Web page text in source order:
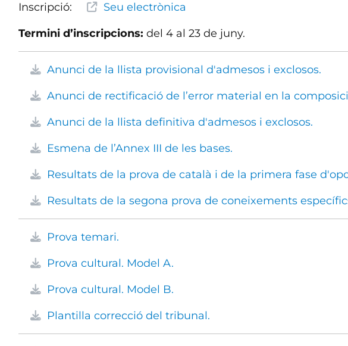
Inscripció: Seu electrònica
Termini d’inscripcions: del 4 al 23 de juny.
Anunci de la llista provisional d'admesos i exclosos.
Anunci de rectificació de l’error material en la
Anunci de la llista definitiva d'admesos i exclosos.
Esmena de l’Annex III de les bases.
Resultats de la prova de català i de la primera fase
Resultats de la segona prova de coneixements
Prova temari.
Prova cultural. Model A.
Prova cultural. Model B.
Plantilla correcció del tribunal.